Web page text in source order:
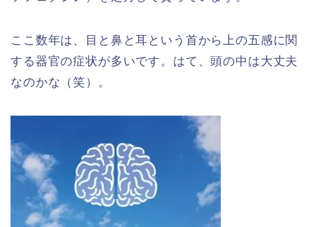
ここ数年は、目と鼻と耳という首から上の五感に関
する器官の症状が多いです。はて、頭の中は大丈夫
なのかな（笑）。